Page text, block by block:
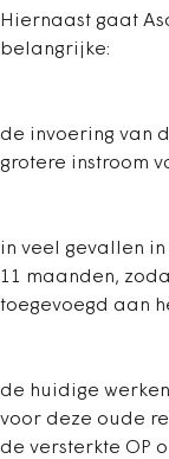
Hiernaast gaat
belangrijke:
de invoering van
grotere instroom
in veel gevallen in
11 maanden,
toegevoegd aan
de huidige
voor deze oude
de versterkte OP